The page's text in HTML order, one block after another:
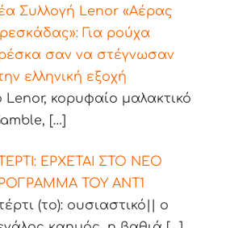
Συλλογή Lenor «Αέρας
Για ρούχα
σαν να στέγνωσαν
ελληνική εξοχή
Lenor, κορυφαίο μαλακτικό
[…]
ΕΡΧΕΤΑΙ ΣΤΟ ΝΕΟ
ΤΟΥ ΑΝΤ1
(το): ουσιαστικό|| ο